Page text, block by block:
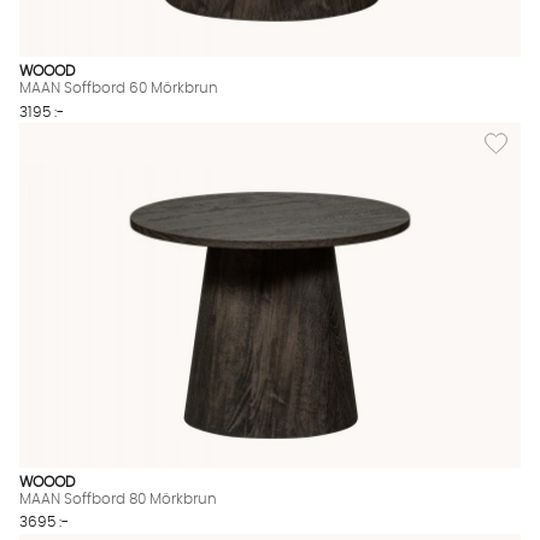
WOOOD
MAAN Soffbord 60 Mörkbrun
3195 :-
Lägg
WOOOD
MAAN Soffbord 80 Mörkbrun
3695 :-